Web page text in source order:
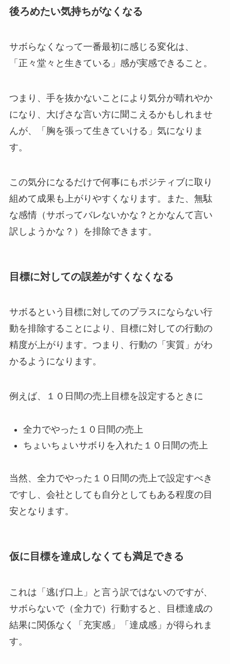
後ろめたい気持ちがなくなる
サボらなくなって一番最初に感じる変化は、
「正々堂々と生きている」感が実感できること。
つまり、手を抜かないことにより気分が晴れやか
になり、大げさな言い方に聞こえるかもしれませ
んが、「胸を張って生きていける」気になりま
す。
この気分になるだけで何事にもポジティブに取り
組めて成果も上がりやすくなります。また、無駄
な感情（サボってバレないかな？とかなんて言い
訳しようかな？）を排除できます。
目標に対しての誤差がすくなくなる
サボるという目標に対してのプラスにならない行
動を排除することにより、目標に対しての行動の
精度が上がります。つまり、行動の「実質」がわ
かるようになります。
例えば、１０日間の売上目標を設定するときに
全力でやった１０日間の売上
ちょいちょいサボりを入れた１０日間の売上
当然、全力でやった１０日間の売上で設定すべき
ですし、会社としても自分としてもある程度の目
安となります。
仮に目標を達成しなくても満足できる
これは「逃げ口上」と言う訳ではないのですが、
サボらないで（全力で）行動すると、目標達成の
結果に関係なく「充実感」「達成感」が得られま
す。